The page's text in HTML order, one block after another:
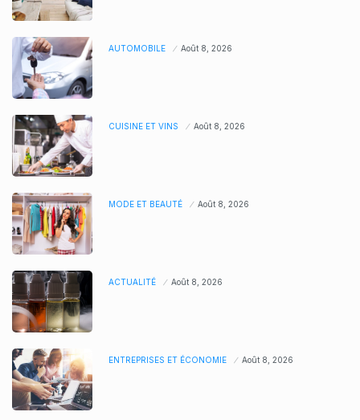
AUTOMOBILE Août 8, 2026
CUISINE ET VINS Août 8, 2026
MODE ET BEAUTÉ Août 8, 2026
ACTUALITÉ Août 8, 2026
ENTREPRISES ET ÉCONOMIE Août 8, 2026